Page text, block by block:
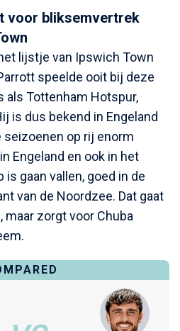
voor bliksemvertrek
lijstje van Ipswich Town
speelde ooit bij deze
als Tottenham Hotspur,
is dus bekend in Engeland
seizoenen op rij enorm
Engeland en ook in het
gaan vallen, goed in de
van de Noordzee. Dat gaat
maar zorgt voor Chuba